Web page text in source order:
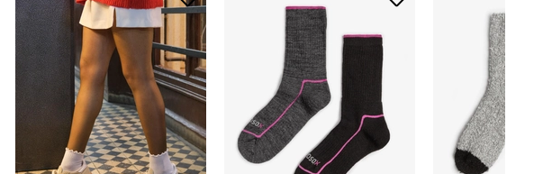
Sade ama şık tasarımı, ev içinde giydiğiniz pijama, eşofman veya ev elbiseleriyle uyum